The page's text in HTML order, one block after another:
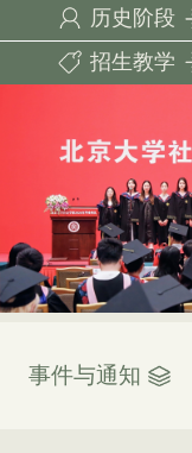
历史阶段
招生教学
事件与通知